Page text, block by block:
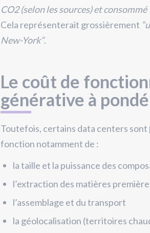
CO2 (selon les sources) et
Cela représenterait grossièrement
New-York”.
Le coût de
générative à
Toutefois, certains data centers sont
fonction notamment de :
la taille et la puissance des
l’extraction des matières
l’assemblage et du transport
la géolocalisation (territoires